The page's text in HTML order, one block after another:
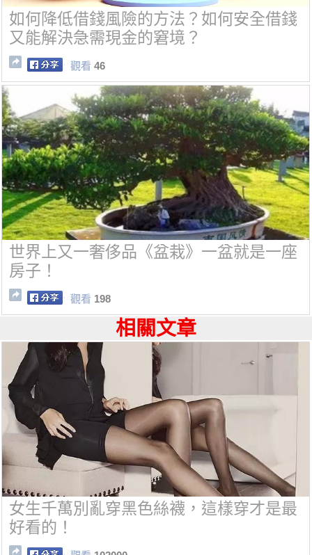
如何降低借錢風險的方法？如何安全借錢
又能解決急需現金的窘境？
觀看 46
世界上又一奢侈品《盆栽》一盆就是一座
房子！
觀看 198
相關文章
女生千萬別亂穿黑色絲襪，這樣穿才是最
好看的！